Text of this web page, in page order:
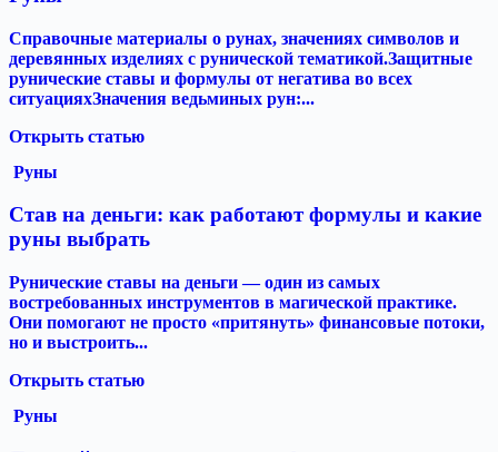
Справочные материалы о рунах, значениях символов и
деревянных изделиях с рунической тематикой.Защитные
рунические ставы и формулы от негатива во всех
ситуацияхЗначения ведьминых рун:...
Открыть статью
Руны
Став на деньги: как работают формулы и какие
руны выбрать
Рунические ставы на деньги — один из самых
востребованных инструментов в магической практике.
Они помогают не просто «притянуть» финансовые потоки,
но и выстроить...
Открыть статью
Руны